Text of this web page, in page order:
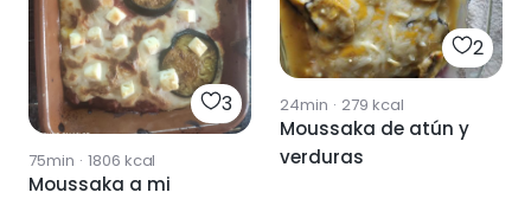
3
75min · 1806 kcal
Moussaka a mi
2
24min · 279 kcal
Moussaka de atún y
verduras